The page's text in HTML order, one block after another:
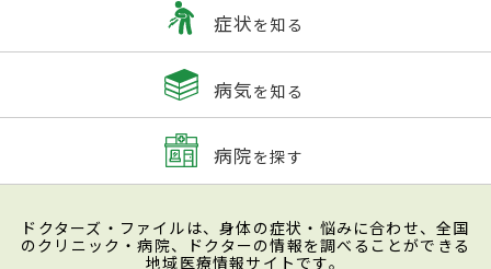
症状を知る
病気を知る
病院を探す
ドクターズ・ファイルは、身体の症状・悩みに合わせ、全国
のクリニック・病院、ドクターの情報を調べることができる
地域医療情報サイトです。